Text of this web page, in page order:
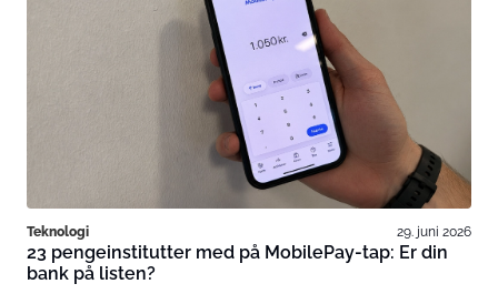
Teknologi 29. juni 2026
23 pengeinstitutter med på MobilePay-tap: Er din
bank på listen?